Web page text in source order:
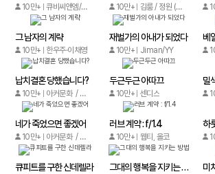
10만+ 큐비씨앤엠/1819xiamen 10만+ 김룸 / 정원 (원작 : 권도희)
그 남자의 계략
10만+ 한우주·이채영
재벌가의 아내가 되었다
10만+ Jiman/YY
베
납치결혼 당했습니다?
10만+ 아커문화 / 아커문화
두근두근 아따끄
10만+ 센디스
밀
네가 죽었으면 좋겠어
10만+ 아커문화 / 아커문화
러브 계약 : f/1.4
10만+ 웹티, 올코
하
큐피트를 구한 신데렐라 그대의 행복을 지키는 방법 미